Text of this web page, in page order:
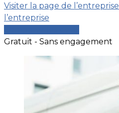
Visiter la page de l’entreprise
l’entreprise
Gratuit - Sans engagement